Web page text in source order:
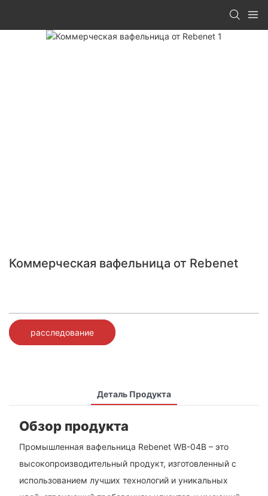
Коммерческая вафельница от Rebenet
расследование
Деталь Продукта
Обзор продукта
Промышленная вафельница Rebenet WB-04B – это
высокопроизводительный продукт, изготовленный с
использованием лучших технологий и уникальных